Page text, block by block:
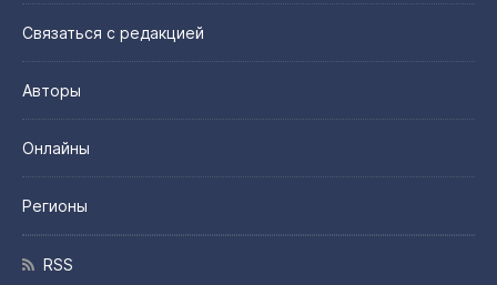
Связаться с редакцией
Авторы
Онлайны
Регионы
RSS